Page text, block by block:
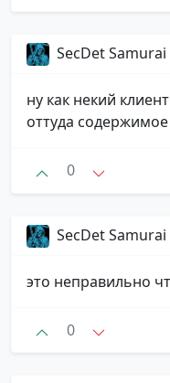
SecDet Samurai
ну как некий
оттуда содержимое
0
SecDet Samurai
это неправильно
0